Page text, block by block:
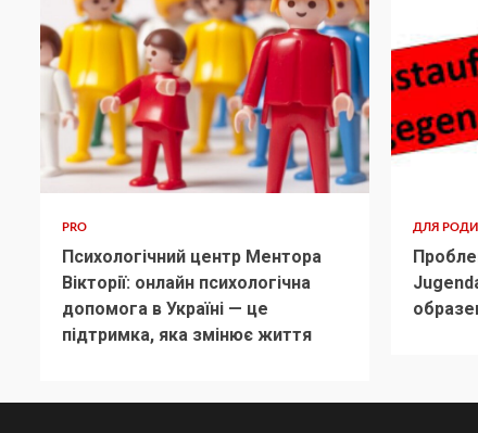
PRO
Психологічний центр Ментора
Вікторії: онлайн психологічна
допомога в Україні — це
підтримка, яка змінює життя
ДЛЯ